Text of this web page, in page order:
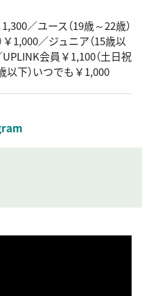
／ユース（19歳～22歳）
1,000／ジュニア（15歳以
会員￥1,100（土日祝
以下）いつでも￥1,000